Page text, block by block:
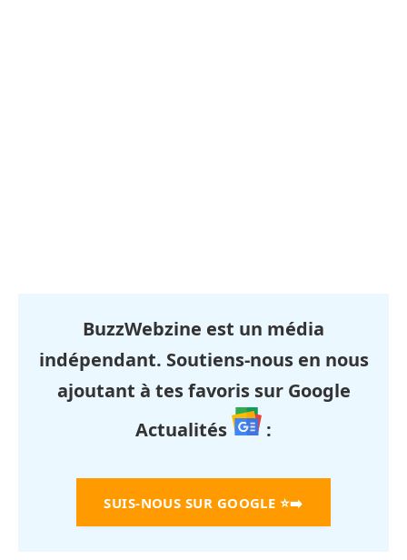
BuzzWebzine est un média
indépendant. Soutiens-nous en nous
ajoutant à tes favoris sur Google
Actualités
:
SUIS-NOUS SUR GOOGLE ⭐➡️